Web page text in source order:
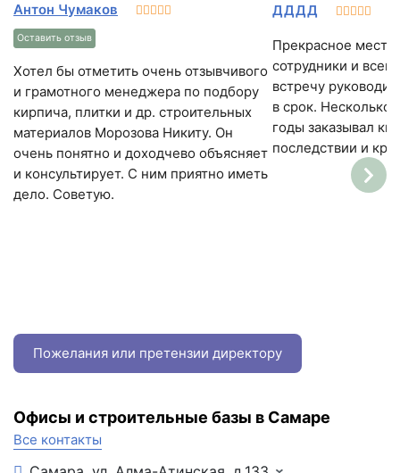
Антон Чумаков
Оставить отзыв
Хотел бы отметить очень отзывчивого
и грамотного менеджера по подбору
кирпича, плитки и др. строительных
материалов Морозова Никиту. Он
очень понятно и доходчево объясняет
и консультирует. С ним приятно иметь
дело. Советую.
ДДДД
Прекрасное место
сотрудники и
встречу
в срок. Несколько
годы заказывал
последствии и
Пожелания или претензии директору
Офисы и строительные базы в Самаре
Все контакты